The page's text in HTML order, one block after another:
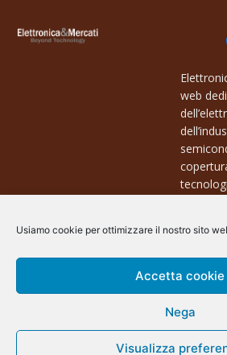
Usiamo cookie per ottimizzare il nostro sito
Accetta cookie
Nega
Visualizza
web
Contatti:
@ArsCommunication 2023